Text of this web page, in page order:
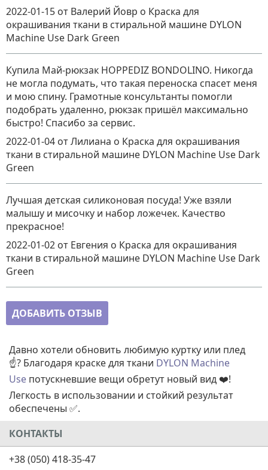
2022-01-15 от Валерий Йовр о Краска для
окрашивания ткани в стиральной машине DYLON
Machine Use Dark Green
Купила Май-рюкзак HOPPEDIZ BONDOLINO. Никогда
не могла подумать, что такая переноска спасет меня
и мою спину. Грамотные консультанты помогли
подобрать удаленно, рюкзак пришёл максимально
быстро! Спасибо за сервис.
2022-01-04 от Лилиана о Краска для окрашивания
ткани в стиральной машине DYLON Machine Use Dark
Green
Лучшая детская силиконовая посуда! Уже взяли
малышу и мисочку и набор ложечек. Качество
прекрасное!
2022-01-02 от Евгения о Краска для окрашивания
ткани в стиральной машине DYLON Machine Use Dark
Green
ДОБАВИТЬ ОТЗЫВ
Давно хотели обновить любимую куртку или плед
☝️? Благодаря краске для ткани DYLON Machine
Use потускневшие вещи обретут новый вид ❤️!
Легкость в использовании и стойкий результат
обеспечены ✅.
КОНТАКТЫ
+38 (050) 418-35-47